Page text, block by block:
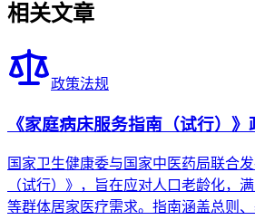
相关文章
政策法规
《家庭病床服务指南（试行）
国家卫生健康委与国家中医药局联合
（试行）》，旨在应对人口老龄化，
等群体居家医疗需求。指南涵盖总则、